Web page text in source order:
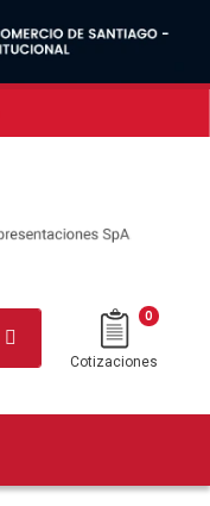
0
Cotizaciones